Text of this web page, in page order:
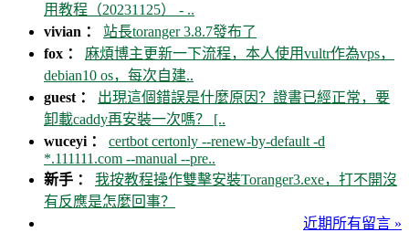
用教程（20231125） - ..
vivian ： 站長toranger 3.8.7發布了
fox ： 麻煩博主更新一下流程，本人使用vultr作為vps，
debian10 os，每次自建..
guest ： 出現這個錯誤是什麼原因？證書已經正常，要
卸載caddy再安裝一次嗎？ [..
wuceyi ： certbot certonly --renew-by-default -d
*.111111.com --manual --pre..
新手 ： 我按教程操作雙擊安裝Toranger3.exe，打不開沒
有反應是怎麼回事？
近期所有留言 »